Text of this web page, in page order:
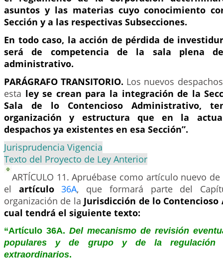
asuntos y las materias cuyo conocimiento
Sección y a las respectivas Subsecciones.
En todo caso, la acción de pérdida de
será de competencia de la sala plena
administrativo.
PARÁGRAFO TRANSITORIO. Los nuevos
esta ley se crean para la integración de la
Sala de lo Contencioso Administrativo,
organización y estructura que en la
despachos ya existentes en esa Sección”.
Jurisprudencia Vigencia
Texto del Proyecto de Ley Anterior
ARTÍCULO 11. Apruébase como artículo nuevo de
el artículo36A, que formará parte del
organización de la Jurisdicción de lo
cual tendrá el siguiente texto:
“Artículo 36A. Del mecanismo de revisión
populares y de grupo y de la regulación
extraordinarios.